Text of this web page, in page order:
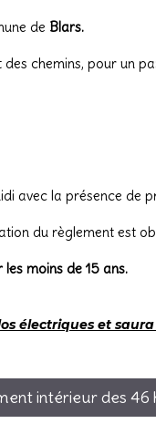
de Blars.
chemins, pour un
avec la présence de
du règlement est
moins de 15 ans.
électriques et
intérieur des 46